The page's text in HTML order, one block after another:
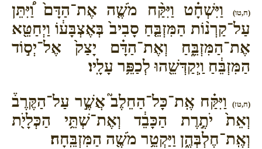
(ח,טו)
וַיִּשְׁחָ֗ט וַיִּקַּ֨ח מֹשֶׁ֤ה אֶת־הַדָּם֙ וַ֠יִּתֵּן
עַל־קַרְנ֨וֹת הַמִּזְבֵּ֤חַ סָבִיב֙ בְּאֶצְבָּע֔וֹ וַיְחַטֵּ֖א
אֶת־הַמִּזְבֵּ֑חַ וְאֶת־הַדָּ֗ם יָצַק֙ אֶל־יְס֣וֹד
הַמִּזְבֵּ֔חַ וַֽיְקַדְּשֵׁ֖הוּ לְכַפֵּ֥ר עָלָֽיו׃
(ח,טז)
וַיִּקַּ֗ח אֶֽת־כָּל־הַחֵלֶב֮ אֲשֶׁ֣ר עַל־הַקֶּרֶב֒
וְאֵת֙ יֹתֶ֣רֶת הַכָּבֵ֔ד וְאֶת־שְׁתֵּ֥י הַכְּלָיֹ֖ת
וְאֶֽת־חֶלְבְּהֶ֑ן וַיַּקְטֵ֥ר מֹשֶׁ֖ה הַמִּזְבֵּֽחָה׃